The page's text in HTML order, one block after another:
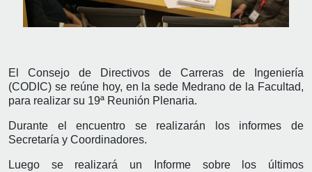
El Consejo de Directivos de Carreras de Ingeniería
(CODIC) se reúne hoy, en la sede Medrano de la Facultad,
para realizar su 19ª Reunión Plenaria.
Durante el encuentro se realizarán los informes de
Secretaría y Coordinadores.
Luego se realizará un Informe sobre los últimos